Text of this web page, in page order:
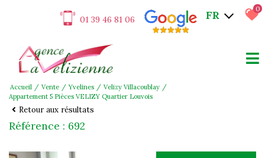
01 39 46 81 06 FR 0
Accueil Vente Yvelines
Velizy Villacoublay
Appartement 5 Pièces VELIZY Quartier Louvois
Retour aux résultats
Référence : 692